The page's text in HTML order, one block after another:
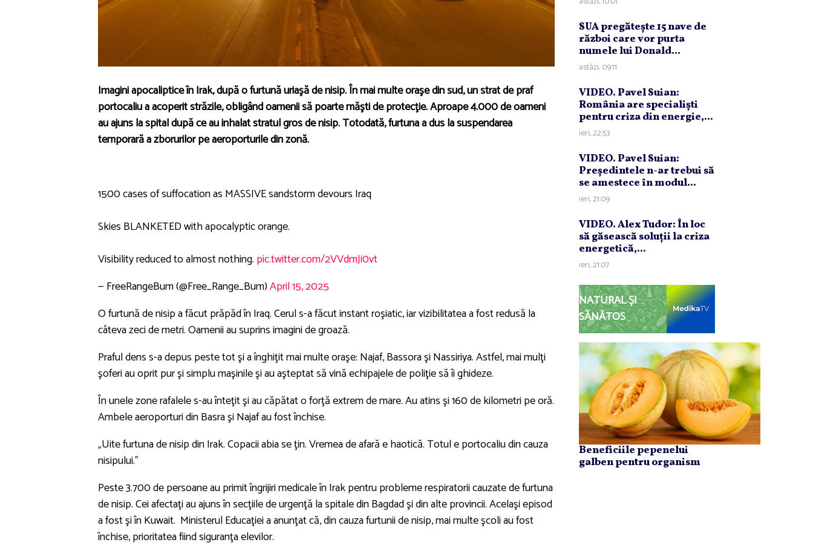
Imagini apocaliptice în Irak, după o furtună uriaşă de nisip. În mai multe oraşe din sud, un strat de praf
portocaliu a acoperit străzile, obligând oamenii să poarte măşti de protecţie. Aproape 4.000 de oameni
au ajuns la spital după ce au inhalat stratul gros de nisip. Totodată, furtuna a dus la suspendarea
temporară a zborurilor pe aeroporturile din zonă.
1500 cases of suffocation as MASSIVE sandstorm devours Iraq
Skies BLANKETED with apocalyptic orange.
Visibility reduced to almost nothing. pic.twitter.com/2VVdmJi0vt
— FreeRangeBum (@Free_Range_Bum)April 15, 2025
O furtună de nisip a făcut prăpăd în Iraq. Cerul s-a făcut instant roşiatic, iar vizibilitatea a fost redusă la
câteva zeci de metri. Oamenii au suprins imagini de groază.
Praful dens s-a depus peste tot şi a înghiţit mai multe oraşe: Najaf, Bassora şi Nassiriya. Astfel, mai mulţi
şoferi au oprit pur şi simplu maşinile şi au aşteptat să vină echipajele de poliţie să îi ghideze.
În unele zone rafalele s-au înteţit şi au căpătat o forţă extrem de mare. Au atins şi 160 de kilometri pe oră.
Ambele aeroporturi din Basra şi Najaf au fost închise.
„Uite furtuna de nisip din Irak. Copacii abia se ţin. Vremea de afară e haotică. Totul e portocaliu din cauza
nisipului.”
Peste 3.700 de persoane au primit îngrijiri medicale în Irak pentru probleme respiratorii cauzate de furtuna
de nisip. Cei afectaţi au ajuns în secţiile de urgenţă la spitale din Bagdad şi din alte provincii. Acelaşi episod
a fost şi în Kuwait. Ministerul Educaţiei a anunţat că, din cauza furtunii de nisip, mai multe şcoli au fost
închise, prioritatea fiind siguranţa elevilor.
SUA pregăteşte 15 nave de
război care vor purta
numele lui Donald...
astăzi, 09:11
VIDEO. Pavel Suian:
România are specialişti
pentru criza din energie,...
ieri, 22:53
VIDEO. Pavel Suian:
Preşedintele n-ar trebui să
se amestece în modul...
ieri, 21:09
VIDEO. Alex Tudor: În loc
să găsească soluţii la criza
energetică,...
ieri, 21:07
NATURAL ȘI
SĂNĂTOS
Beneficiile pepenelui
galben pentru organism